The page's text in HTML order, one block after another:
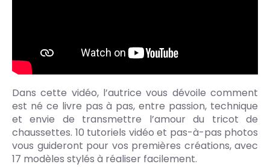
Dans cette vidéo, l’autrice vous dévoile comment
est né ce livre pas à pas, entre passion, technique
et envie de transmettre l’amour du tricot de
chaussettes. 10 tutoriels vidéo et pas-à-pas photos
vous guideront pour vos premières créations, avec
17 modèles stylés à réaliser facilement.